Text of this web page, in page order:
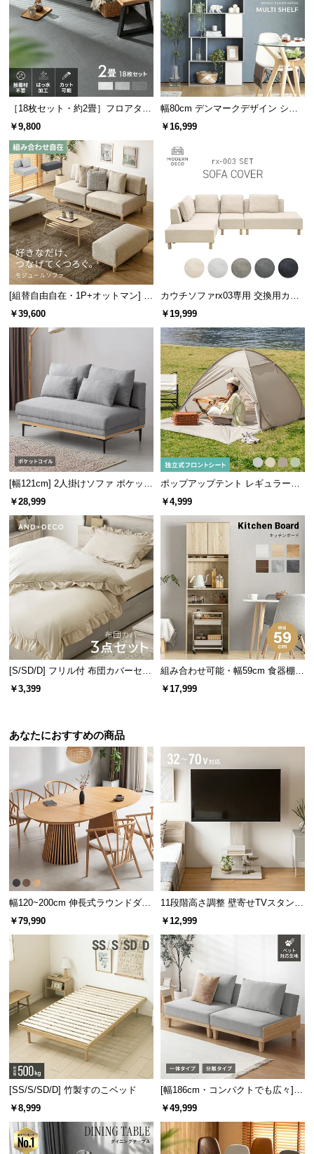
設
サ
ス
に
つ
い
て
搬
入
経
路
に
つ
い
て
返
キ
ャ
ン
セ
に
つ
い
て
保
証
つ
い
会
員
規
約
い
お
客
ト
せ
グ
企
業
［18枚セット・約2畳］フロアタイ
ル モルタル調
￥9,800
幅80cm デンマークデザイン シェ
ルフ
￥16,999
[組替自由自在・1P+オットマン] モ
ジュールソファ アームレス 天然木
￥39,600
カウチソファrx03専用 交換用カバ
ー
￥19,999
[幅121cm] 2人掛けソファ ポケット
コイル
￥28,999
ポップアップテント レギュラーサ
イズ プレミアム
￥4,999
[S/SD/D] フリル付 布団カバーセッ
ト
￥3,399
組み合わせ可能・幅59cm 食器棚
スリム キッチンボード 木目調 レ
￥17,999
あなたにおすすめの商品
幅120~200cm 伸長式ラウンドダイ
ニングテーブル 6人掛け 天然木突
￥79,990
11段階高さ調整 壁寄せTVスタンド
キャスター付き 上下左右角度調節
￥12,999
[SS/S/SD/D] 竹製すのこベッド
￥8,999
[幅186cm・コンパクトでも広々] 3
人掛けソファベッド リクライニン
￥49,999